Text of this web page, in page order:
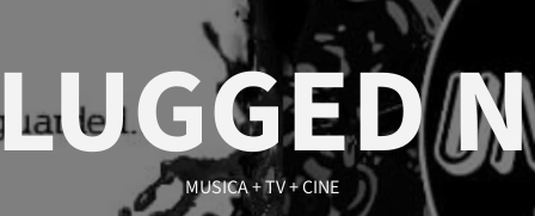
MUSICA + TV + CINE